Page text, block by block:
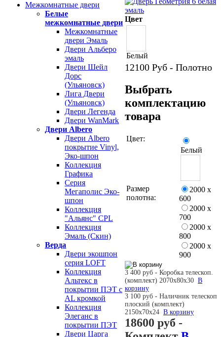
Межкомнатные двери
Белые
межкомнатные двери
Межкомнатные
двери Эмаль
Двери Альберо
эмаль
Двери Шейл
Дорс
(Ульяновск)
Лига Двери
(Ульяновск)
Двери Легенда
Двери WanMark
Двери Albero
Двери Albero
покрытие Vinyl,
Эко-шпон
Коллекция
Графика
Серия
Мегаполис Эко-
шпон
Коллекция
"Альянс" CPL
Коллекция
Эмаль (Скин)
Верда
Двери экошпон
серия LOFT
Коллекция
Альтекс в
покрытии ПЭТ с
AL кромкой
Коллекция
Элеганс в
покрытии ПЭТ
Двери Царга
Цвет
Белый
12100 Руб - Полотно
Выбрать
комплектацию
товара
Цвет:
Белый
Размер
полотна:
2000 х
600
2000 х
700
2000 х
800
2000 х
900
3 400 руб - Коробка телескоп.
(комплект) 2070х80х30 В
корзину
3 100 руб - Наличник телескоп
плоский (комплект)
2150х70х24 В корзину
18600 руб -